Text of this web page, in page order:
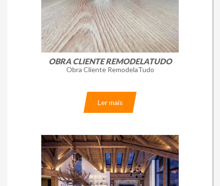
OBRA CLIENTE REMODELATUDO
Obra Cliente RemodelaTudo
Ler mais